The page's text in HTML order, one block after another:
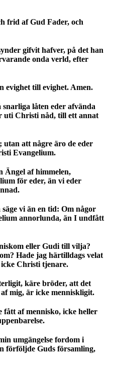
frid af Gud Fader, och
gifvit hafver, på det han
onda verld, efter
evighet till evighet. Amen.
låten eder afvända
uti Christi nåd, till ett annat
att någre äro de eder
Evangelium.
Ängel af himmelen,
för eder, än vi eder
säge vi än en tid: Om någor
annorlunda, än I undfått
eller Gudi till vilja?
Hade jag härtilldags velat
icke Christi tjenare.
käre bröder, att det
mig, är icke menniskligit.
fått af mennisko, icke heller
umgängelse fordom i
förföljde Guds församling,